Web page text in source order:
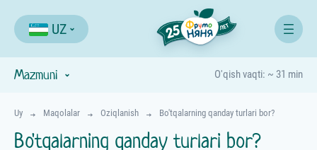
UZ
Uy Maqolalar Oziqlanish Bo'tqalarning qanday turlari bor?
Bo'tqalarning qanday turlari bor?
Mazmuni O'qish vaqti: ~ 31 min